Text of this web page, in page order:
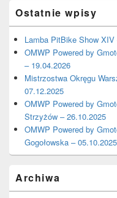
Ostatnie wpisy
Lamba PitBike Show
OMWP Powered by
– 19.04.2026
Mistrzostwa Okręgu
07.12.2025
OMWP Powered by
Strzyżów – 26.10.2025
OMWP Powered by
Gogołowska – 05.10.2025
Archiwa